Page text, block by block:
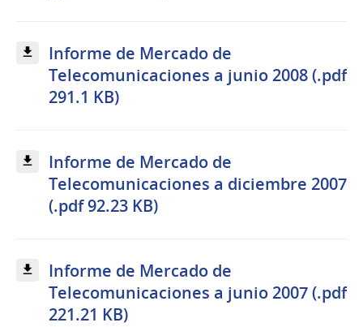
Informe de Mercado de
Telecomunicaciones a junio 2008 (.pdf
291.1 KB)
Informe de Mercado de
Telecomunicaciones a diciembre 2007
(.pdf 92.23 KB)
Informe de Mercado de
Telecomunicaciones a junio 2007 (.pdf
221.21 KB)